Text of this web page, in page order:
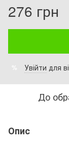
276 грн
% Увійти для
До
Опис